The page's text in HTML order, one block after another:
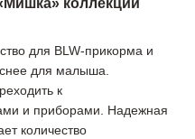
коллекции
для BLW-прикорма и
для малыша.
к
и приборами. Надежная
количество